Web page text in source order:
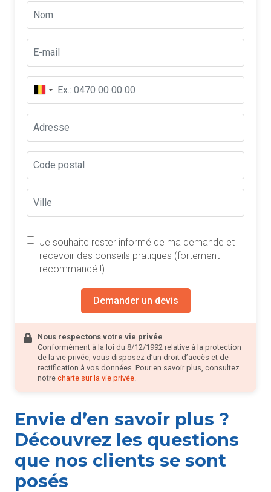
Je souhaite rester informé de ma demande et
recevoir des conseils pratiques (fortement
recommandé !)
Demander un devis
Nous respectons votre vie privée
Conformément à la loi du 8/12/1992 relative à la protection
de la vie privée, vous disposez d’un droit d’accès et de
rectification à vos données. Pour en savoir plus, consultez
notre charte sur la vie privée
Envie d’en savoir plus ?
Découvrez les questions
que nos clients se sont
posés